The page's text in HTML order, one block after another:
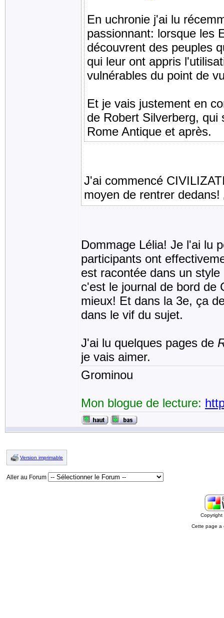
En uchronie j'ai lu
passionnant: lorsque les
découvrent des peuples
qui leur ont appris
vulnérables du point de
Et je vais justement en
de Robert Silverberg,
Rome Antique et après.
J'ai commencé
moyen de rentrer dedans!
Dommage Lélia! Je l'ai lu
participants ont
est racontée dans un
c'est le journal de bord de
mieux! Et dans la 3e, ça
dans le vif du sujet.
J'ai lu quelques pages de
je vais aimer.
Grominou
Mon blogue de lecture:
Version imprimable
Aller au Forum
Cette page a